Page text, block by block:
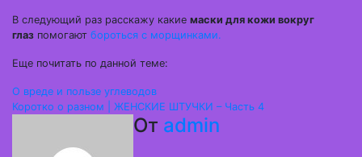
В следующий раз расскажу какие маски для кожи вокруг
глаз помогают бороться с морщинками.
Еще почитать по данной теме:
Навигация
О вреде и пользе углеводов
Коротко о разном | ЖЕНСКИЕ ШТУЧКИ – Часть 4
От admin